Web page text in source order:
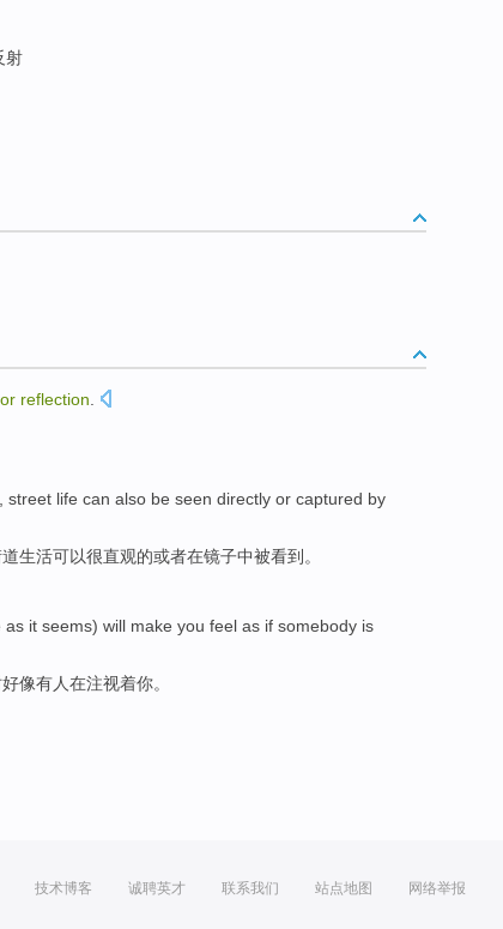
射
reflection
street life can also be seen directly or captured by
生活可以很直观的或者在镜子中被看到。
as it seems) will make you feel as if somebody is
好像有人在注视着你。
技术博客 诚聘英才 联系我们 站点地图 网络举报